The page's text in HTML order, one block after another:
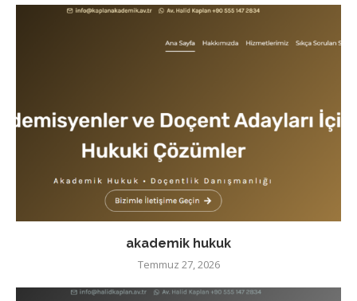
akademik hukuk
Temmuz 27, 2026